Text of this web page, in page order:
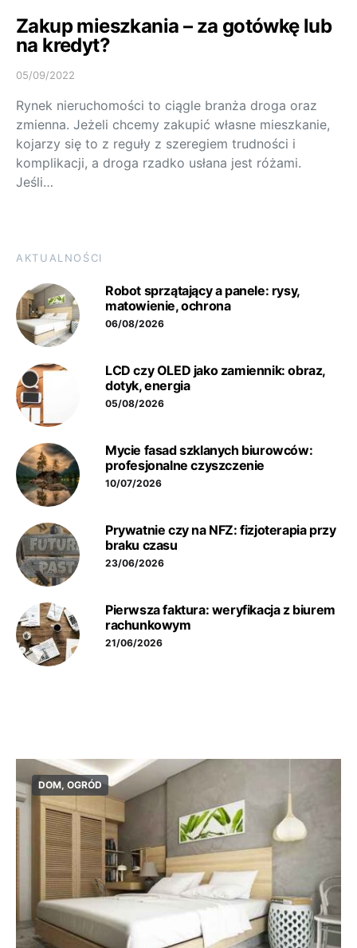
Zakup mieszkania – za gotówkę lub
na kredyt?
05/09/2022
Rynek nieruchomości to ciągle branża droga oraz
zmienna. Jeżeli chcemy zakupić własne mieszkanie,
kojarzy się to z reguły z szeregiem trudności i
komplikacji, a droga rzadko usłana jest różami.
Jeśli…
AKTUALNOŚCI
Robot sprzątający a panele: rysy,
matowienie, ochrona
06/08/2026
LCD czy OLED jako zamiennik: obraz,
dotyk, energia
05/08/2026
Mycie fasad szklanych biurowców:
profesjonalne czyszczenie
10/07/2026
Prywatnie czy na NFZ: fizjoterapia przy
braku czasu
23/06/2026
Pierwsza faktura: weryfikacja z biurem
rachunkowym
21/06/2026
DOM, OGRÓD